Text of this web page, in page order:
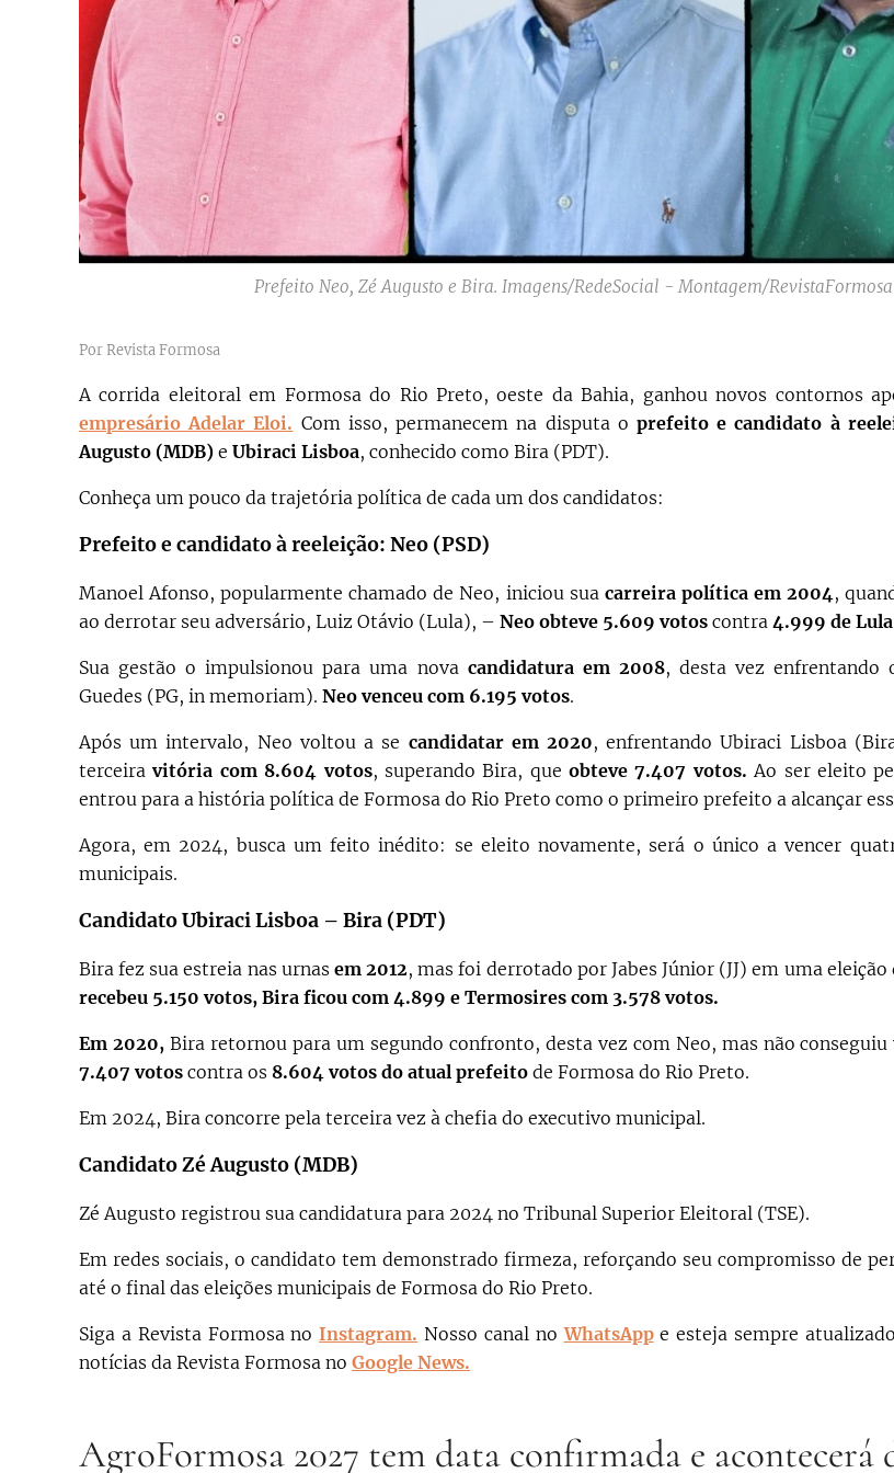
Prefeito Neo, Zé Augusto e Bira. Imagens/RedeSocial - Montagem/RevistaFormosa
Por Revista Formosa
A corrida eleitoral em Formosa do Rio Preto, oeste da Bahia, ganhou novos contornos
empresário Adelar Eloi. Com isso, permanecem na disputa o prefeito e candidato à
Augusto (MDB) e Ubiraci Lisboa, conhecido como Bira (PDT).
Conheça um pouco da trajetória política de cada um dos candidatos:
Prefeito e candidato à reeleição: Neo (PSD)
Manoel Afonso, popularmente chamado de Neo, iniciou sua carreira política em 2004,
ao derrotar seu adversário, Luiz Otávio (Lula), – Neo obteve 5.609 votos contra 4.999 de Lula
Sua gestão o impulsionou para uma nova candidatura em 2008, desta vez enfrentando
Guedes (PG, in memoriam). Neo venceu com 6.195 votos.
Após um intervalo, Neo voltou a se candidatar em 2020, enfrentando Ubiraci Lisboa
terceiravitória com 8.604 votos, superando Bira, queobteve 7.407 votos.Ao ser eleito
entrou para a história política de Formosa do Rio Preto como o primeiro prefeito a alcançar
Agora, em 2024, busca um feito inédito: se eleito novamente, será o único a vencer
municipais.
Candidato Ubiraci Lisboa – Bira (PDT)
Bira fez sua estreia nas urnas em 2012, mas foi derrotado por Jabes Júnior (JJ) em uma
recebeu 5.150 votos, Bira ficou com 4.899 e Termosires com 3.578 votos.
Em 2020,Bira retornou para um segundo confronto, desta vez com Neo, mas não conseguiu
7.407 votos contra os 8.604 votos do atual prefeito de Formosa do Rio Preto.
Em 2024, Bira concorre pela terceira vez à chefia do executivo municipal.
Candidato Zé Augusto (MDB)
Zé Augusto registrou sua candidatura para 2024 no Tribunal Superior Eleitoral (TSE).
Em redes sociais, o candidato tem demonstrado firmeza, reforçando seu compromisso de
até o final das eleições municipais de Formosa do Rio Preto.
Siga a Revista Formosa noInstagram. Nosso canal noWhatsApp e esteja sempre
notícias da Revista Formosa no Google News.
AgroFormosa 2027 tem data confirmada e acontecerá